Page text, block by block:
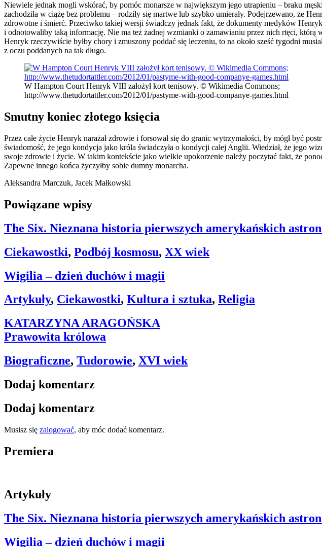
Niewiele jednak mogli wskórać, by pomóc monarsze w największym jego utrapieniu – braku
zachodziła w ciążę bez problemu – rodziły się martwe lub szybko umierały. Podejrzewano, że
zdrowotne i śmierć. Przeciwko takiej wersji świadczy jednak fakt, że dokumenty medyków
i odnotowaliby taką informację. Nie ma też żadnej wzmianki o zamawianiu przez nich rtęci, którą
Henryk rzeczywiście byłby chory i zmuszony poddać się leczeniu, to na około sześć tygodni
z oczu poddanych na tak długo.
W Hampton Court Henryk VIII założył kort tenisowy. © Wikimedia Commons;
http://www.thetudortattler.com/2012/01/pastyme-with-good-companye-games.html
Smutny koniec złotego księcia
Przez całe życie Henryk narażał zdrowie i forsował się do granic wytrzymałości, by mógł być
świadomość, że jego kondycja jako króla świadczyła o kondycji całej Anglii. Wiedział, że jego
swoje zdrowie i życie. W takim kontekście jako wielkie upokorzenie należy poczytać fakt, że
Zapewne innego końca życzyłby sobie dumny monarcha.
Aleksandra Marczuk, Jacek Małkowski
Powiązane wpisy
The Six. Nieznana historia pierwszych amerykańskich
Ciekawostki, Podbój kosmosu, XX wiek
Wigilia – dzień duchów i magii
Artykuły, Ciekawostki, Kultura i sztuka, Religia
KATARZYNA ARAGOŃSKA
Prawowita królowa
Biograficzne, Tudorowie, XVI wiek
Dodaj komentarz
Dodaj komentarz
Musisz się zalogować, aby móc dodać komentarz.
Premiera
Artykuły
The Six. Nieznana historia pierwszych amerykańskich
Wigilia – dzień duchów i magii